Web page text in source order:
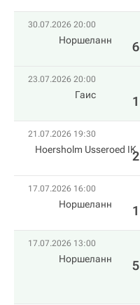
30.07.2026 20:00
Норшеланн 6
23.07.2026 20:00
Гаис 1
21.07.2026 19:30
Hoersholm Usseroed IK2
17.07.2026 16:00
Норшеланн 1
17.07.2026 13:00
Норшеланн 5